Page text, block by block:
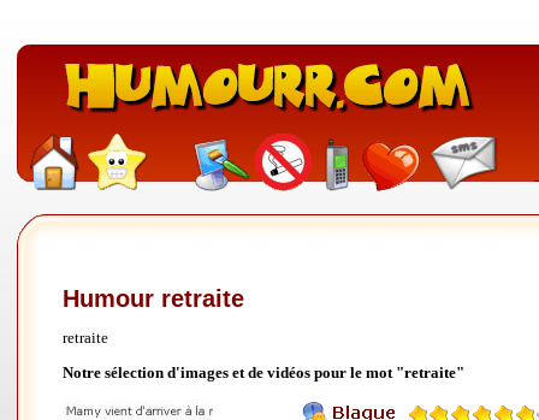
Humour retraite
retraite
Notre sélection d'images et de vidéos pour le mot "retraite"